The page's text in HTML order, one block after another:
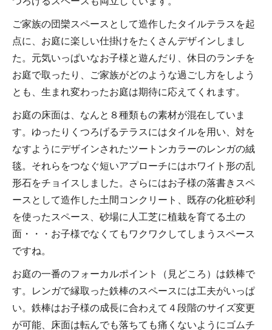
ご家族の団欒スペースとして造作したタイルテラスを起
点に、お庭に楽しい仕掛けをたくさんデザインしまし
た。元気いっぱいなお子様と遊んだり、休日のランチを
お庭で取ったり、ご家族がどのような過ごし方をしよう
とも、生まれ変わったお庭は期待に応えてくれます。
お庭の床面は、なんと８種類もの素材が混在していま
す。ゆったりくつろげるテラスにはタイルを用い、対を
なすようにデザインされたツートンカラーのレンガの絨
毯。それらをつなぐ短いアプローチにはホワイト形の乱
形石をチョイスしました。さらにはお子様の落書きスペ
ースとして造作した土間コンクリート、既存の化粧砂利
を使ったスペース、砂場に人工芝に植栽を育てる土の
面・・・お子様でなくてもワクワクしてしまうスペース
ですね。
お庭の一番のフォーカルポイント（見どころ）は鉄棒で
す。レンガで縁取った鉄棒のスペースには工夫がいっぱ
い。鉄棒はお子様の成長に合わえて４段階のサイズ変更
が可能、床面は転んでも落ちても痛くないようにゴムチ